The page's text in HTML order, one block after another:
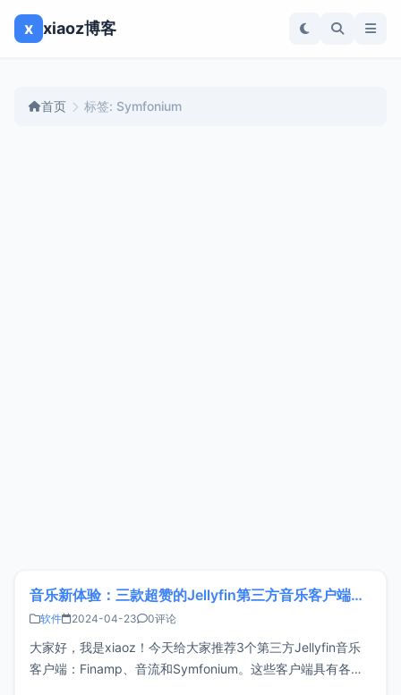
x xiaoz博客
首页 标签: Symfonium
音乐新体验：三款超赞的Jellyfin第三方音乐客户端推荐
软件 2024-04-23 0评论
大家好，我是xiaoz！今天给大家推荐3个第三方Jellyfin音乐
客户端：Finamp、音流和Symfonium。这些客户端具有各自